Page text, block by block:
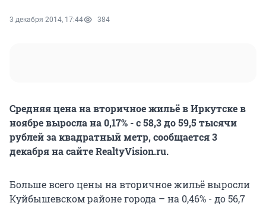
3 декабря 2014, 17:44 384
Средняя цена на вторичное жильё в Иркутске в
ноябре выросла на 0,17% - с 58,3 до 59,5 тысячи
рублей за квадратный метр, сообщается 3
декабря на сайте RealtyVision.ru.
Больше всего цены на вторичное жильё выросли
Куйбышевском районе города – на 0,46% - до 56,7